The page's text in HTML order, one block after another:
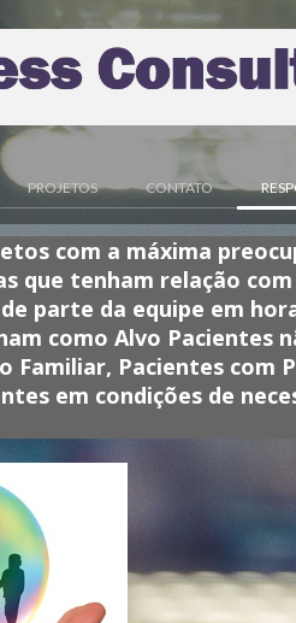
PROJETOS CONTATO
com a máxima
que tenham relação
parte da equipe em
como Alvo Pacientes
Familiar, Pacientes com
em condições de